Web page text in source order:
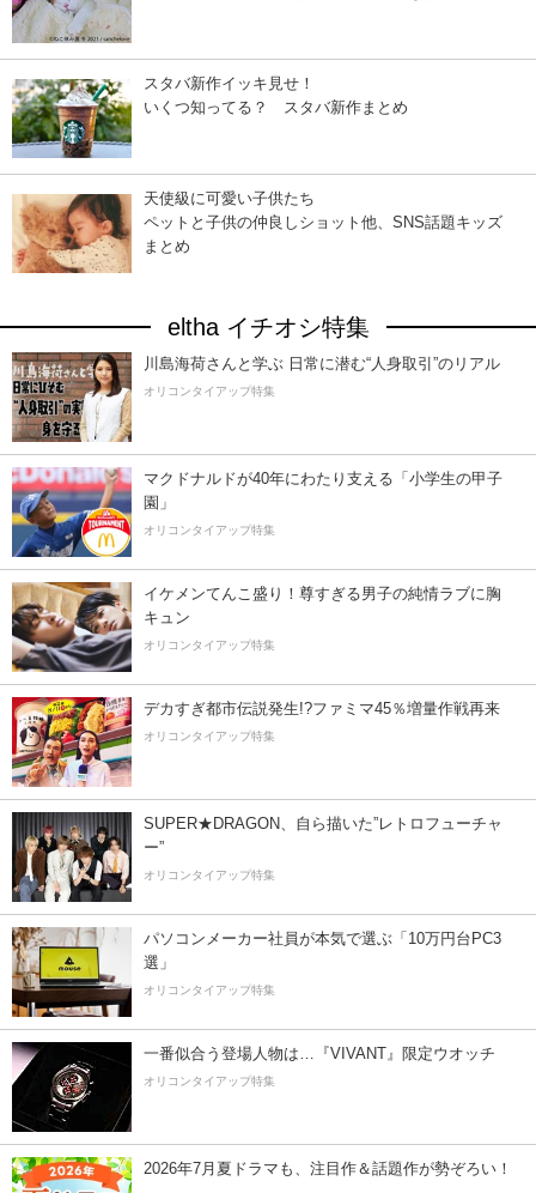
スタバ新作イッキ見せ！
いくつ知ってる？ スタバ新作まとめ
天使級に可愛い子供たち
ペットと子供の仲良しショット他、SNS話題キッズ
まとめ
eltha イチオシ特集
川島海荷さんと学ぶ 日常に潜む“人身取引”のリアル
オリコンタイアップ特集
マクドナルドが40年にわたり支える「小学生の甲子
園」
オリコンタイアップ特集
イケメンてんこ盛り！尊すぎる男子の純情ラブに胸
キュン
オリコンタイアップ特集
デカすぎ都市伝説発生!?ファミマ45％増量作戦再来
オリコンタイアップ特集
SUPER★DRAGON、自ら描いた”レトロフューチャ
ー”
オリコンタイアップ特集
パソコンメーカー社員が本気で選ぶ「10万円台PC3
選」
オリコンタイアップ特集
一番似合う登場人物は…『VIVANT』限定ウオッチ
オリコンタイアップ特集
2026年7月夏ドラマも、注目作＆話題作が勢ぞろい！